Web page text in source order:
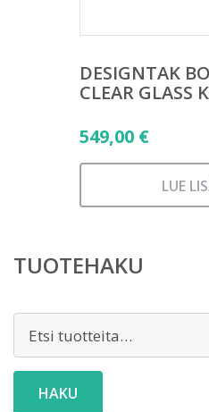
DESIGNTAK
CLEAR GLASS
549,00 €
LUE
TUOTEHAKU
HAKU